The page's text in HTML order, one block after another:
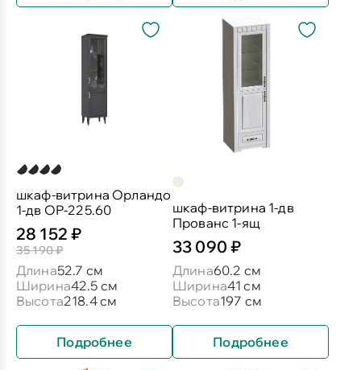
шкаф-витрина Орландо
1-дв ОР-225.60
28 152 ₽
35 190 ₽
Длина52.7 см
Ширина42.5 см
Высота218.4 см
Подробнее
шкаф-витрина 1-дв
Прованс 1-ящ
33 090 ₽
Длина60.2 см
Ширина41 см
Высота197 см
Подробнее